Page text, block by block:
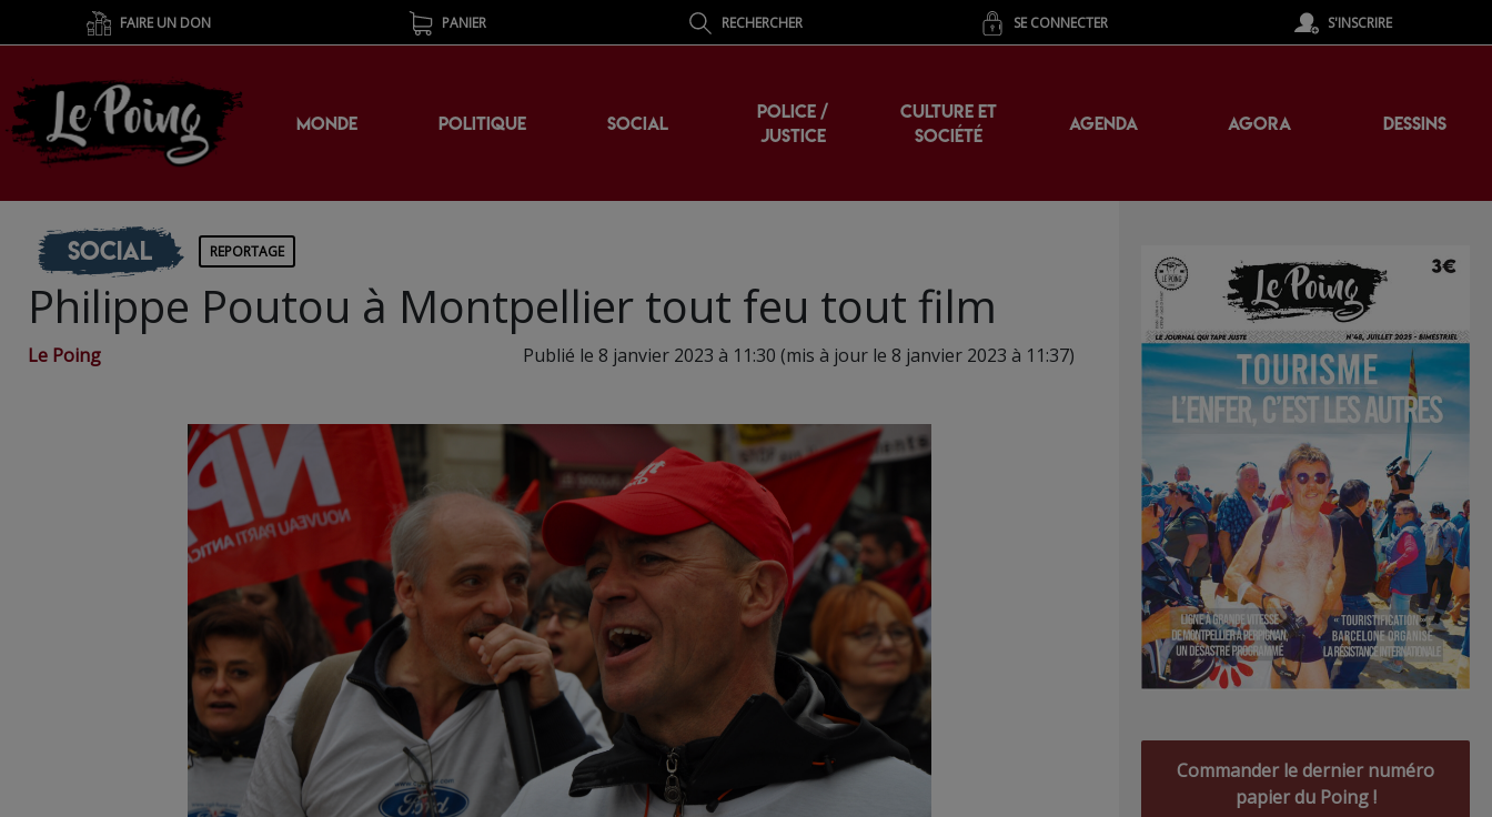
FAIRE UN DON PANIER RECHERCHER SE CONNECTER S'INSCRIRE
MONDE POLITIQUE SOCIAL
POLICE /
JUSTICE
CULTURE ET
SOCIÉTÉ
AGENDA AGORA DESSINS
Social REPORTAGE
Philippe Poutou à Montpellier tout feu tout film
Le Poing Publié le 8 janvier 2023 à 11:30 (mis à jour le 8 janvier 2023 à 11:37)
Commander le dernier numéro
papier du Poing !